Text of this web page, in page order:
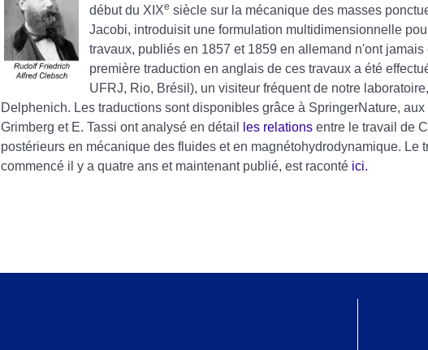
début du XIXe siècle sur la mécanique des masses
Jacobi, introduisit une formulation multidimensionnelle
travaux, publiés en 1857 et 1859 en allemand n'ont
première traduction en anglais de ces travaux a été
UFRJ, Rio, Brésil), un visiteur fréquent de notre
Delphenich. Les traductions sont disponibles grâce à SpringerNature,
Grimberg et E. Tassi ont analysé en détail
les relations entre le travail de
postérieurs en mécanique des fluides et en magnétohydrodynamique. Le
commencé il y a quatre ans et maintenant publié, est raconté ici.